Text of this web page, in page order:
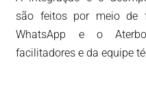
são feitos por meio de
WhatsApp e o
facilitadores e da equipe